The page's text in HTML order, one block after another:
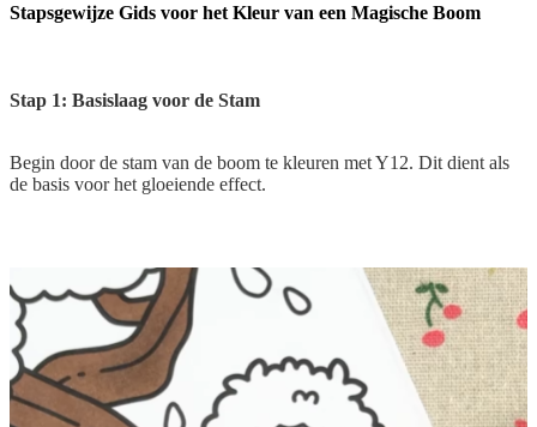
Stapsgewijze Gids voor het Kleur van een Magische Boom
Stap 1: Basislaag voor de Stam
Begin door de stam van de boom te kleuren met Y12. Dit dient als
de basis voor het gloeiende effect.